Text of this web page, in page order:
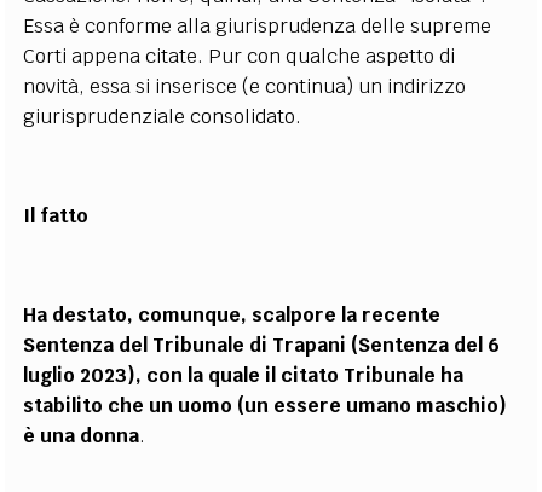
Essa è conforme alla giurisprudenza delle supreme
Corti appena citate. Pur con qualche aspetto di
novità, essa si inserisce (e continua) un indirizzo
giurisprudenziale consolidato.
Il fatto
Ha destato, comunque, scalpore la recente
Sentenza del Tribunale di Trapani (Sentenza del 6
luglio 2023), con la quale il citato Tribunale ha
stabilito che un uomo (un essere umano maschio)
è una donna.